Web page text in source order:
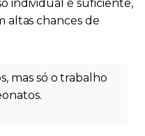
individual é suficiente,
altas chances de
mas só o trabalho